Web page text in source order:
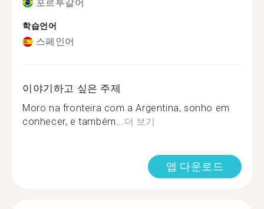
포르투갈어
학습언어
스페인어
이야기하고 싶은 주제
Moro na fronteira com a Argentina, sonho em
conhecer, e também...더 보기
앱 다운로드